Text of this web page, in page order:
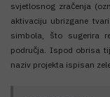
svjetlosnog zračenja
aktivaciju ubrizgane
simbola, što sugerira
područja. Ispod obrisa
naziv projekta ispisan